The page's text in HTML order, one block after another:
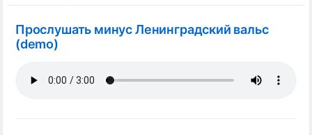
Прослушать минус Ленинградский вальс
(demo)